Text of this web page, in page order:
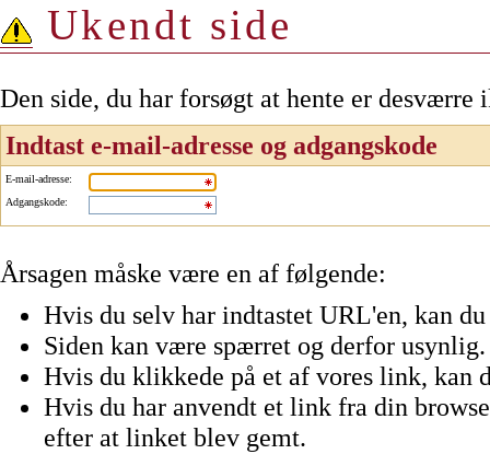
Ukendt side
Den side, du har forsøgt at hente er
Indtast e-mail-adresse og adgangskode
E-mail-adresse:
Adgangskode:
Årsagen måske være en af følgende:
Hvis du selv har indtastet URL'en, kan
Siden kan være spærret og derfor usynlig.
Hvis du klikkede på et af vores link, kan
Hvis du har anvendt et link fra din
efter at linket blev gemt.